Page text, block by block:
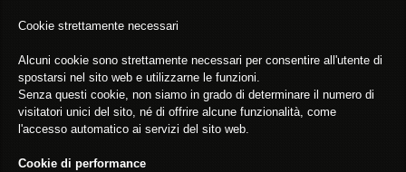
Cookie strettamente necessari
Alcuni cookie sono strettamente necessari per consentire all'utente di
spostarsi nel sito web e utilizzarne le funzioni.
Senza questi cookie, non siamo in grado di determinare il numero di
visitatori unici del sito, né di offrire alcune funzionalità, come
l'accesso automatico ai servizi del sito web.
Cookie di performance